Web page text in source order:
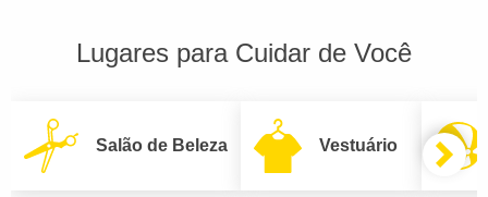
Lugares para Cuidar de Você
Salão de Beleza Vestuário